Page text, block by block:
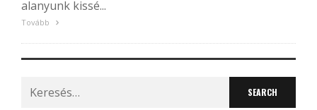
alanyunk kissé...
Tovább
Search
for: